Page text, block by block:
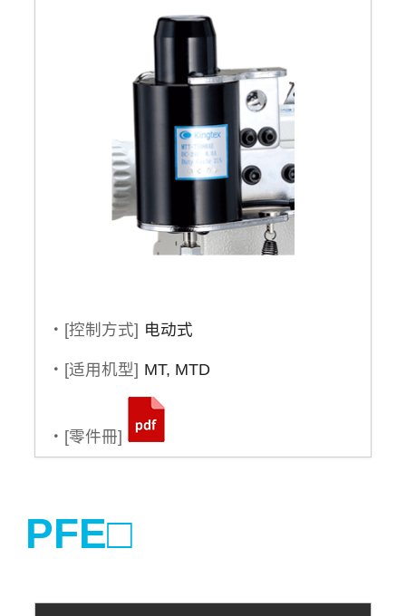
・[控制方式] 电动式
・[适用机型] MT, MTD
・[零件冊]
PFE□